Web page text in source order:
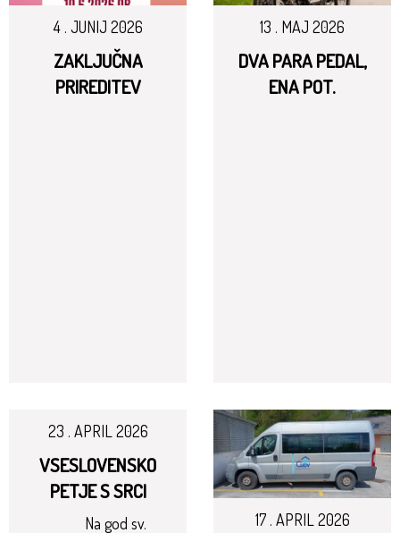
4 . JUNIJ 2026
ZAKLJUČNA
PRIREDITEV
13 . MAJ 2026
DVA PARA PEDAL,
ENA POT.
23 . APRIL 2026
VSESLOVENSKO
PETJE S SRCI
Na god sv.
17 . APRIL 2026